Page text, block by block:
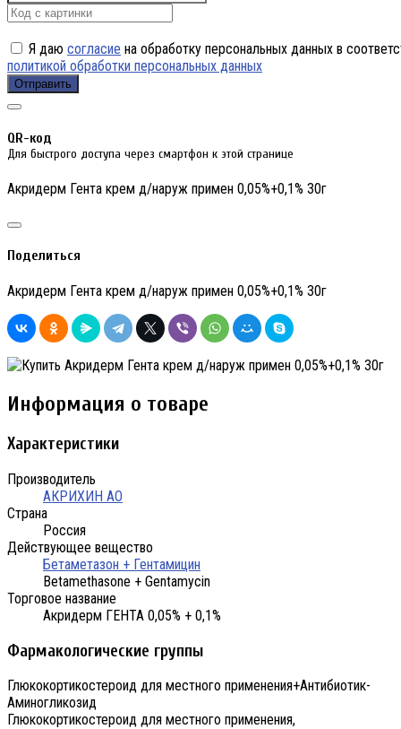
Я даю согласие на обработку персональных данных в
политикой обработки персональных данных
Отправить
QR-код
Для быстрого доступа через смартфон к этой странице
Акридерм Гента крем д/наруж примен 0,05%+0,1% 30г
Поделиться
Акридерм Гента крем д/наруж примен 0,05%+0,1% 30г
Информация о товаре
Характеристики
Производитель
АКРИХИН АО
Страна
Россия
Действующее вещество
Бетаметазон + Гентамицин
Betamethasone + Gentamycin
Торговое название
Акридерм ГЕНТА 0,05% + 0,1%
Фармакологические группы
Глюкокортикостероид для местного применения+Антибиотик-
Аминогликозид
Глюкокортикостероид для местного применения,